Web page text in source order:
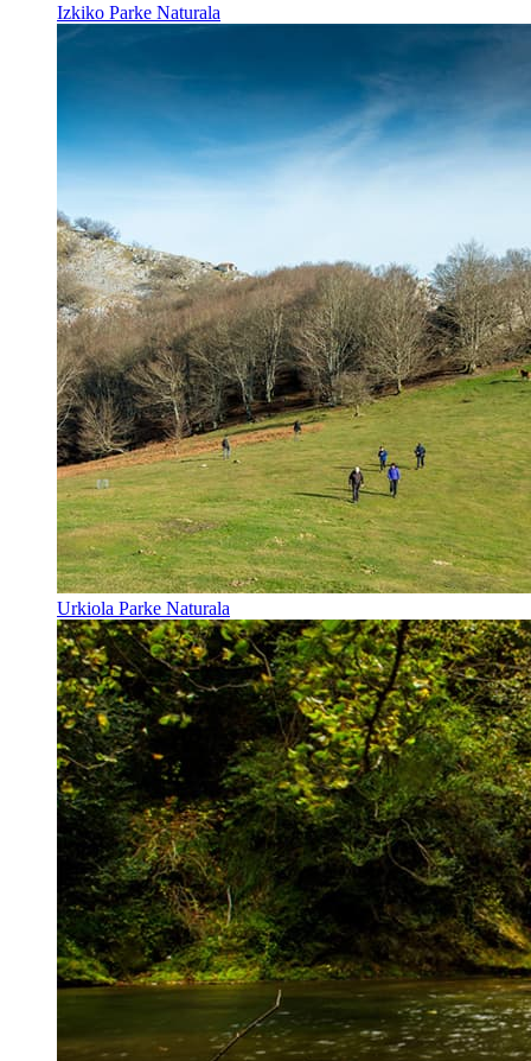
Izkiko Parke Naturala
Urkiola Parke Naturala